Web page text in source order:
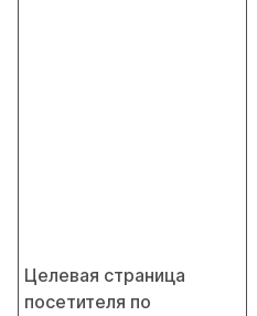
Целевая страница
посетителя по